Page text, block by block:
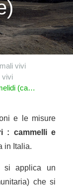
vivi
vivi
e le misure
: cammelli e
in Italia.
si applica un
che si